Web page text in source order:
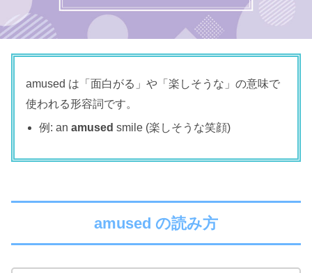
amused は「面白がる」や「楽しそうな」の意味で
使われる形容詞です。
例: anamused smile (楽しそうな笑顔)
amused の読み方